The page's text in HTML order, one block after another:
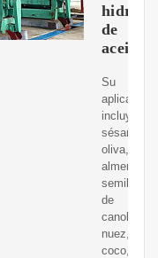
de
aceite
Su
aplicación
incluye
sésamo,
oliva,
almendra,
semilla
de
canola,
nuez,
coco,